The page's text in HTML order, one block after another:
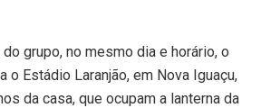
grupo, no mesmo dia e horário, o
o Estádio Laranjão, em Nova Iguaçu,
da casa, que ocupam a lanterna da